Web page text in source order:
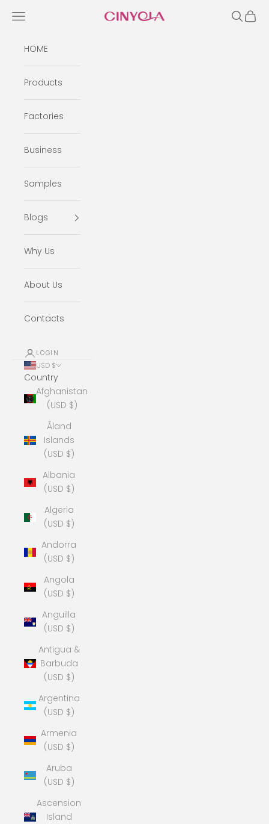
Cinyola
Open navigation menu Open
HOME
Products
Factories
Business
Samples
Blogs
Why Us
About Us
Contacts
LOGIN
USD $
Country
Afghanistan
(USD $)
Åland
Islands
(USD $)
Albania
(USD $)
Algeria
(USD $)
Andorra
(USD $)
Angola
(USD $)
Anguilla
(USD $)
Antigua &
Barbuda
(USD $)
Argentina
(USD $)
Armenia
(USD $)
Aruba
(USD $)
Ascension
Island